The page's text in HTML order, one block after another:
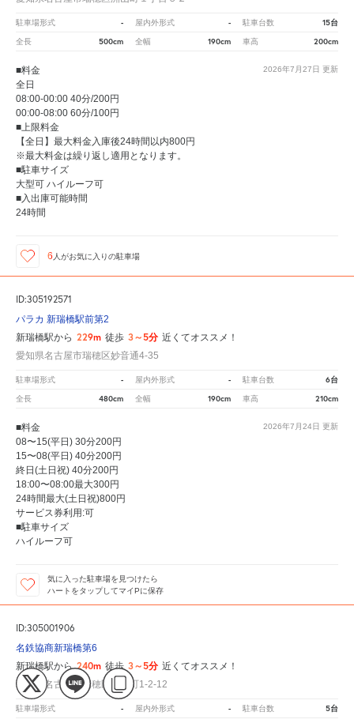
駐車場形式 - 屋内外形式 - 駐車台数 15台
全長 500cm 全幅 190cm 車高 200cm
2026年7月27日 更新
■料金
全日
08:00-00:00 40分/200円
00:00-08:00 60分/100円
■上限料金
【全日】最大料金入庫後24時間以内800円
※最大料金は繰り返し適用となります。
■駐車サイズ
大型可 ハイルーフ可
■入出庫可能時間
24時間
6 人がお気に入りの駐車場
ID:305192571
パラカ 新瑞橋駅前第2
新瑞橋駅から 229m 徒歩 3～5分 近くてオススメ！
愛知県名古屋市瑞穂区妙音通4-35
駐車場形式 - 屋内外形式 - 駐車台数 6台
全長 480cm 全幅 190cm 車高 210cm
2026年7月24日 更新
■料金
08〜15(平日) 30分200円
15〜08(平日) 40分200円
終日(土日祝) 40分200円
18:00〜08:00最大300円
24時間最大(土日祝)800円
サービス券利用:可
■駐車サイズ
ハイルーフ可
気に入った駐車場を見つけたら
ハートをタップしてマイPに保存
ID:305001906
名鉄協商新瑞橋第6
新瑞橋駅から 240m 徒歩 3～5分 近くてオススメ！
愛知県名古屋市瑞穂区洲山町1-2-12
駐車場形式 - 屋内外形式 - 駐車台数 5台